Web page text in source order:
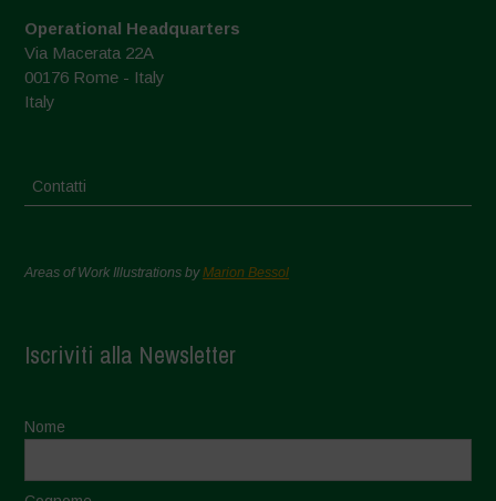
Operational Headquarters
Via Macerata 22A
00176 Rome - Italy
Italy
Contatti
Areas of Work Illustrations byMarion Bessol
Iscriviti alla Newsletter
Nome